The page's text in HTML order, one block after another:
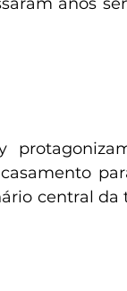
central